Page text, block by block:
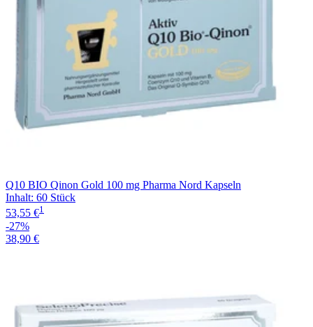
Q10 BIO Qinon Gold 100 mg Pharma Nord Kapseln
Inhalt: 60 Stück
53,55 €1
-27%
38,90 €